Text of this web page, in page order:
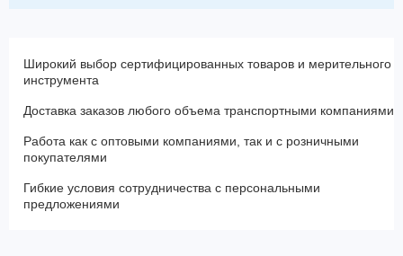
Широкий выбор сертифицированных товаров и мерительного
инструмента
Доставка заказов любого объема транспортными компаниями
Работа как с оптовыми компаниями, так и с розничными
покупателями
Гибкие условия сотрудничества с персональными
предложениями